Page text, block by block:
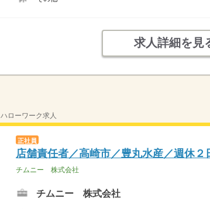
求人詳細を見
ハローワーク求人
正社員
店舗責任者／高崎市／豊丸水産／週休２
チムニー 株式会社
チムニー 株式会社